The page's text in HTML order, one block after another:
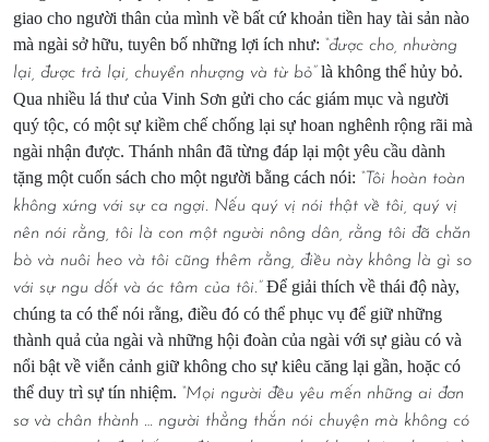
giao cho người thân của mình về bất cứ khoản tiền hay tài sản nào
mà ngài sở hữu, tuyên bố những lợi ích như: “được cho, nhường
lại, được trả lại, chuyển nhượng và từ bỏ”là không thể hủy bỏ.
Qua nhiều lá thư của Vinh Sơn gửi cho các giám mục và người
quý tộc, có một sự kiềm chế chống lại sự hoan nghênh rộng rãi mà
ngài nhận được. Thánh nhân đã từng đáp lại một yêu cầu dành
tặng một cuốn sách cho một người bằng cách nói: “Tôi hoàn toàn
không xứng với sự ca ngợi. Nếu quý vị nói thật về tôi, quý vị
nên nói rằng, tôi là con một người nông dân, rằng tôi đã chăn
bò và nuôi heo và tôi cũng thêm rằng, điều này không là gì so
với sự ngu dốt và ác tâm của tôi.”Để giải thích về thái độ này,
chúng ta có thể nói rằng, điều đó có thể phục vụ để giữ những
thành quả của ngài và những hội đoàn của ngài với sự giàu có và
nổi bật về viễn cảnh giữ không cho sự kiêu căng lại gần, hoặc có
thể duy trì sự tín nhiệm. “Mọi người đều yêu mến những ai đơn
sơ và chân thành … người thẳng thắn nói chuyện mà không có